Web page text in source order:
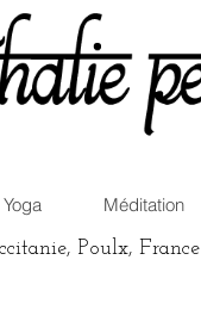
Yoga Méditation
Poulx, France